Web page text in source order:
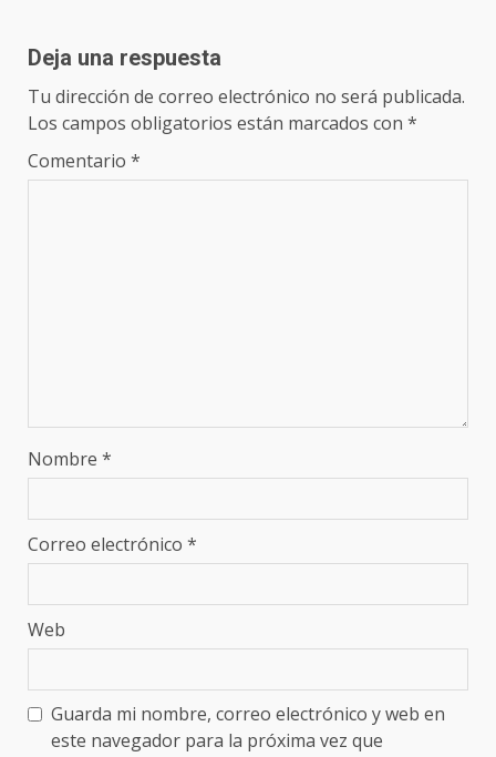
Deja una respuesta
Tu dirección de correo electrónico no será publicada.
Los campos obligatorios están marcados con *
Comentario *
Nombre *
Correo electrónico *
Web
Guarda mi nombre, correo electrónico y web en
este navegador para la próxima vez que